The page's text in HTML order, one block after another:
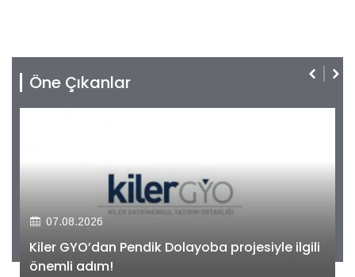
Öne Çıkanlar
07.08.2026
Kiler GYO’dan Pendik Dolayoba projesiyle ilgili
önemli adım!